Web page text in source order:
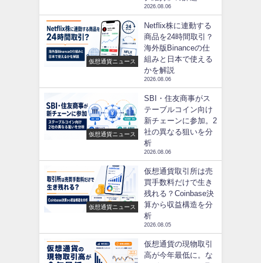
2026.08.06
仮想通貨ニュース
Netflix株に連動する
商品を24時間取引？
海外版Binanceの仕
組みと日本で使える
かを解説
2026.08.06
仮想通貨ニュース
SBI・住友商事がス
テーブルコイン向け
新チェーンに参加。2
社の異なる狙いを分
析
2026.08.06
仮想通貨ニュース
仮想通貨取引所は売
買手数料だけで生き
残れる？Coinbase決
算から収益構造を分
析
2026.08.05
仮想通貨の現物取引
高が今年最低に。な